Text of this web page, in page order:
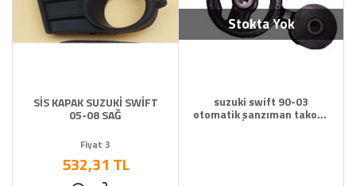
SİS KAPAK SUZUKİ SWİFT
05-08 SAĞ
Fiyat 3
532,31 TL
Stokta Yok
suzuki swift 90-03
otomatik şanzıman takozu